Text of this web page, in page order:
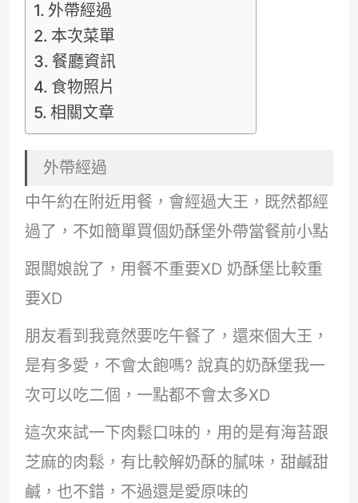
外帶經過
本次菜單
餐廳資訊
食物照片
相關文章
外帶經過
中午約在附近用餐，會經過大王，既然都經
過了，不如簡單買個奶酥堡外帶當餐前小點
跟闆娘說了，用餐不重要XD 奶酥堡比較重
要XD
朋友看到我竟然要吃午餐了，還來個大王，
是有多愛，不會太飽嗎? 說真的奶酥堡我一
次可以吃二個，一點都不會太多XD
這次來試一下肉鬆口味的，用的是有海苔跟
芝麻的肉鬆，有比較解奶酥的膩味，甜鹹甜
鹹，也不錯，不過還是愛原味的